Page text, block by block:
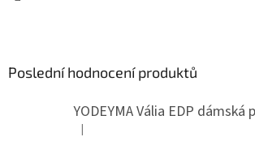
Poslední hodnocení produktů
Hodnocení produktu je 5 z 5 hvězdiček.
|